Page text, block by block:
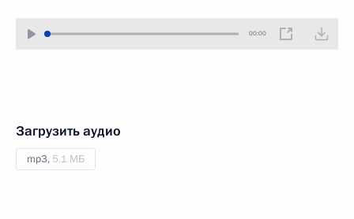
00:00
Загрузить аудио
mp3, 5.1 МБ